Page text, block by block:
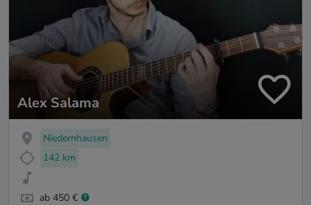
Alex Salama
Niedernhausen
142 km
ab 450 €